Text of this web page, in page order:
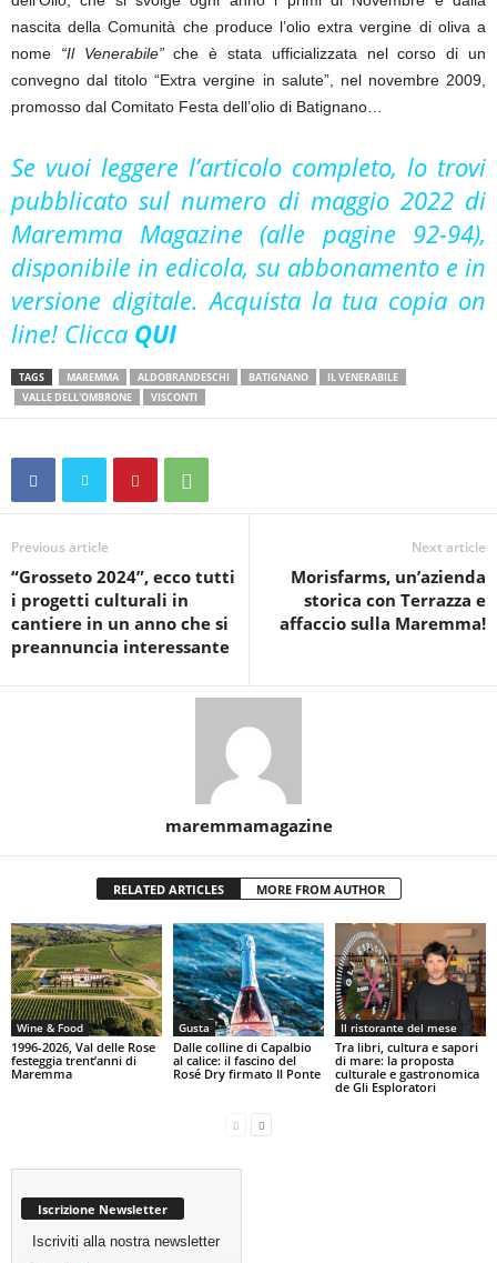
nascita della Comunità che produce l’olio extra vergine di oliva a
nome “Il Venerabile”che è stata ufficializzata nel corso di un
convegno dal titolo “Extra vergine in salute”, nel novembre 2009,
promosso dal Comitato Festa dell’olio di Batignano…
Se vuoi leggere l’articolo completo, lo trovi
pubblicato sul numero di maggio 2022 di
Maremma Magazine (alle pagine 92-94),
disponibile in edicola, su abbonamento e in
versione digitale. Acquista la tua copia on
line! Clicca QUI
TAGS MAREMMA ALDOBRANDESCHI BATIGNANO
IL VENERABILE
VALLE DELL'OMBRONE
VISCONTI
Previous article
“Grosseto 2024”, ecco tutti
i progetti culturali in
cantiere in un anno che si
preannuncia interessante
Next article
Morisfarms, un’azienda
storica con Terrazza e
affaccio sulla Maremma!
maremmamagazine
RELATED ARTICLES MORE FROM AUTHOR
Wine & Food
1996-2026, Val delle Rose
festeggia trent’anni di
Maremma
Gusta
Dalle colline di Capalbio
al calice: il fascino del
Rosé Dry firmato Il Ponte
Il ristorante del mese
Tra libri, cultura e sapori
di mare: la proposta
culturale e gastronomica
de Gli Esploratori
Iscrizione Newsletter
Iscriviti alla nostra newsletter